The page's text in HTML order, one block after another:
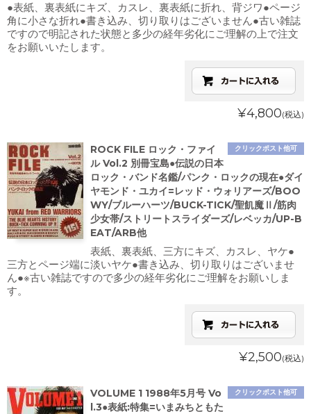
●表紙、裏表紙にキズ、カスレ、裏表紙に折れ、背ジワ●ページ
角に小さな折れ●書き込み、切り取りはございません●古い雑誌
ですので明記された状態と多少の経年劣化にご理解の上で注文
をお願いいたします。
¥4,800(税込)
クリックポスト他可
ROCK FILE ロック・ファイ
ル Vol.2 別冊宝島●伝説の日本
ロック・バンド名鑑/パンク・ロックの現在●ダイ
ヤモンド・ユカイ=レッド・ウォリアーズ/BOO
WY/ブルーハーツ/BUCK-TICK/聖飢魔Ⅱ/筋肉
少女帯/ストリートスライダーズ/レベッカ/UP-B
EAT/ARB他
表紙、裏表紙、三方にキズ、カスレ、ヤケ●
三方とページ端に淡いヤケ●書き込み、切り取りはございませ
ん●※古い雑誌ですので多少の経年劣化にご理解をお願いしま
す。
¥2,500(税込)
クリックポスト他可
VOLUME 1 1988年5月号 Vo
l.3●表紙:特集=いまみちともた